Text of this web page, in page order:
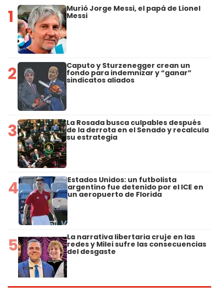
1 Murió Jorge Messi, el papá de Lionel
Messi
2 Caputo y Sturzenegger crean un
fondo para indemnizar y “ganar”
sindicatos aliados
3 La Rosada busca culpables después
de la derrota en el Senado y recalcula
su estrategia
4 Estados Unidos: un futbolista
argentino fue detenido por el ICE en
un aeropuerto de Florida
5 La narrativa libertaria cruje en las
redes y Milei sufre las consecuencias
del desgaste